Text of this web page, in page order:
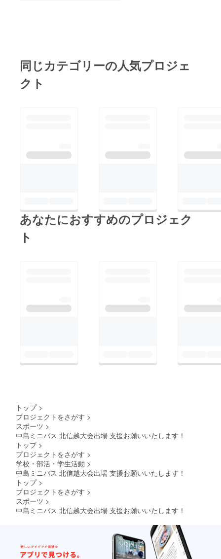
ニバスがやりたいバス
連続バスケットカウン
スされてからは徐々に
点差が広がり最終的に
長野県のテレビ局や新
した。１月初めには北
報告は３/20の最終日
まで続けます。支援し
にありがとうございま
した。（この「がんば
前、筆者が中島ミニバ
スケットボールクラブ
らと、みんなで頑張り
1桁差で折り返し。3、
は善光寺でお参りし、
同じカテゴリーの人気プロジェ
クト
あなたにおすすめのプロジェク
ト
トップ >
プロジェクトをさがす >
スポーツ >
中島ミニバス 北信越大会出場 支援お願いいたします！
トップ >
プロジェクトをさがす >
学校・部活・学生活動 >
中島ミニバス 北信越大会出場 支援お願いいたします！
トップ >
プロジェクトをさがす >
スポーツ >
中島ミニバス 北信越大会出場 支援お願いいたします！